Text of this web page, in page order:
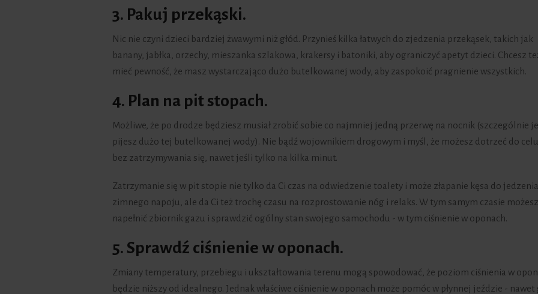
3. Pakuj przekąski.
Nic nie czyni dzieci bardziej żwawymi niż głód. Przynieś kilka łatwych do zjedzenia przekąsek, takich jak
banany, jabłka, orzechy, mieszanka szlakowa, krakersy i batoniki, aby ograniczyć apetyt dzieci. Chcesz
mieć pewność, że masz wystarczająco dużo butelkowanej wody, aby zaspokoić pragnienie wszystkich.
4. Plan na pit stopach.
Możliwe, że po drodze będziesz musiał zrobić sobie co najmniej jedną przerwę na nocnik (szczególnie
pijesz dużo tej butelkowanej wody). Nie bądź wojownikiem drogowym i myśl, że możesz dotrzeć do celu
bez zatrzymywania się, nawet jeśli tylko na kilka minut.
Zatrzymanie się w pit stopie nie tylko da Ci czas na odwiedzenie toalety i może złapanie kęsa do
zimnego napoju, ale da Ci też trochę czasu na rozprostowanie nóg i relaks. W tym samym czasie możesz
napełnić zbiornik gazu i sprawdzić ogólny stan swojego samochodu - w tym ciśnienie w oponach.
5. Sprawdź ciśnienie w oponach.
Zmiany temperatury, przebiegu i ukształtowania terenu mogą spowodować, że poziom ciśnienia w
będzie niższy od idealnego. Jednak właściwe ciśnienie w oponach może pomóc w płynnej jeździe - nawet